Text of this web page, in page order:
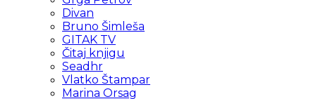
Divan
Bruno Šimleša
GITAK TV
Čitaj knjigu
Seadhr
Vlatko Štampar
Marina Orsag